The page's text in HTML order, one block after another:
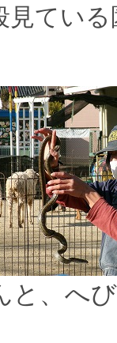
見てい
と、へ